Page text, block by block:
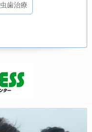
虫歯治療